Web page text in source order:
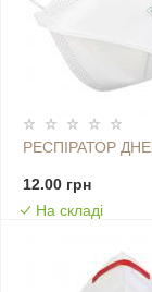
РЕСПІРАТОР
12.00 грн
На складі